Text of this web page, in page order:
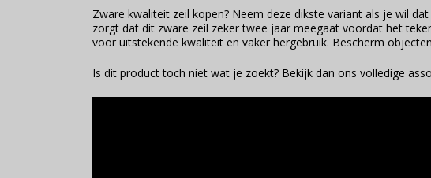
Zware kwaliteit zeil kopen? Neem deze dikste variant als je wil
zorgt dat dit zware zeil zeker twee jaar meegaat voordat het
voor uitstekende kwaliteit en vaker hergebruik. Bescherm
Is dit product toch niet wat je zoekt? Bekijk dan ons volledige